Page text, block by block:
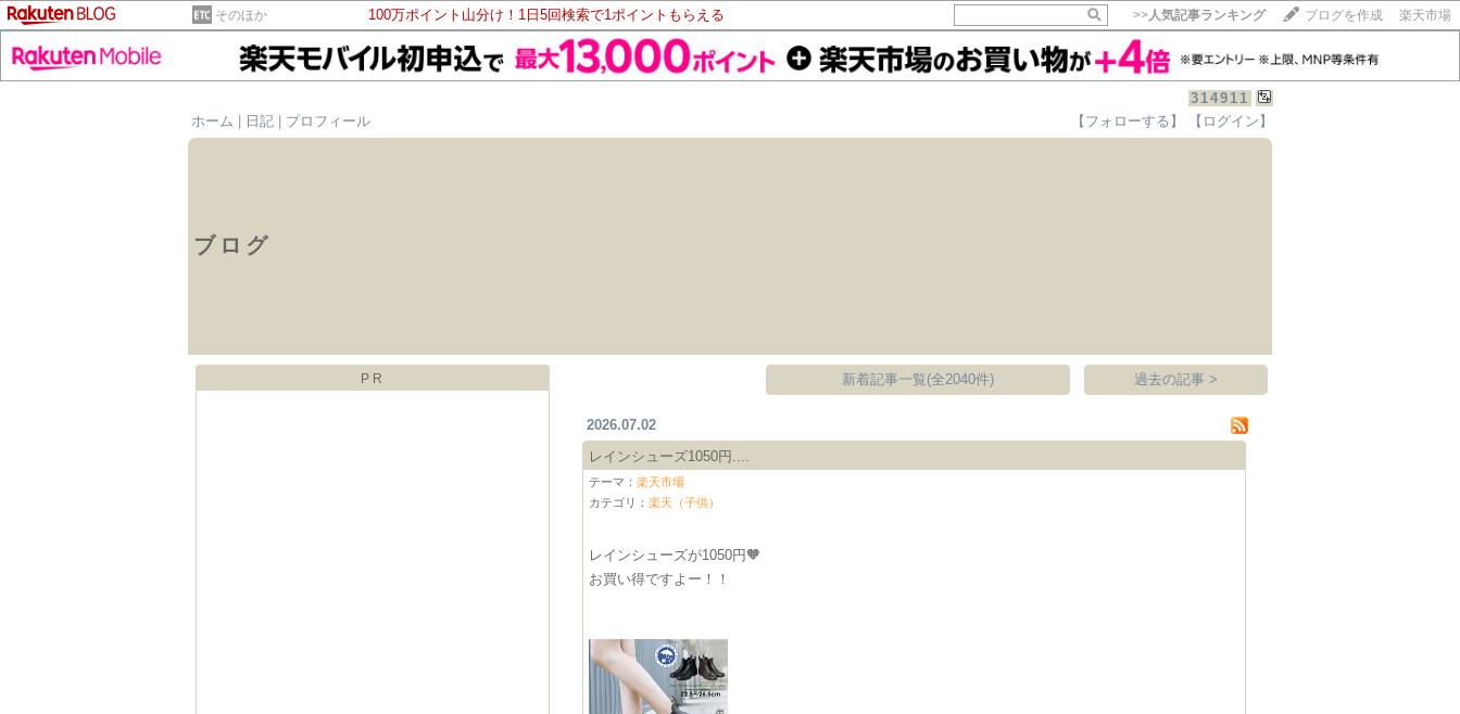
そのほか 100万ポイント山分け！1日5回検索で1ポイントもらえる >>人気記事ランキング ブログを作成 楽天市場
314911
ホーム
日記 プロフィール 【フォローする】 【ログイン】
ブログ
PR 新着記事一覧(全2040件) 過去の記事 >
2026.07.02
レインシューズ1050円....
テーマ：楽天市場
カテゴリ：楽天（子供）
レインシューズが1050円🧡
お買い得ですよー！！